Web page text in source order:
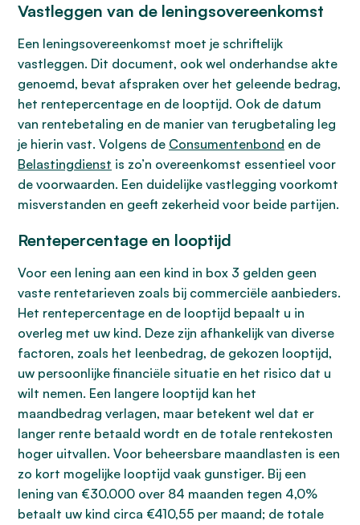
Vastleggen van de leningsovereenkomst
Een leningsovereenkomst moet je schriftelijk
vastleggen. Dit document, ook wel onderhandse akte
genoemd, bevat afspraken over het geleende bedrag,
het rentepercentage en de looptijd. Ook de datum
van rentebetaling en de manier van terugbetaling leg
je hierin vast. Volgens de Consumentenbond en de
Belastingdienst is zo’n overeenkomst essentieel voor
de voorwaarden. Een duidelijke vastlegging voorkomt
misverstanden en geeft zekerheid voor beide partijen.
Rentepercentage en looptijd
Voor een lening aan een kind in box 3 gelden geen
vaste rentetarieven zoals bij commerciële aanbieders.
Het rentepercentage en de looptijd bepaalt u in
overleg met uw kind. Deze zijn afhankelijk van diverse
factoren, zoals het leenbedrag, de gekozen looptijd,
uw persoonlijke financiële situatie en het risico dat u
wilt nemen. Een langere looptijd kan het
maandbedrag verlagen, maar betekent wel dat er
langer rente betaald wordt en de totale rentekosten
hoger uitvallen. Voor beheersbare maandlasten is een
zo kort mogelijke looptijd vaak gunstiger. Bij een
lening van €30.000 over 84 maanden tegen 4,0%
betaalt uw kind circa €410,55 per maand; de totale